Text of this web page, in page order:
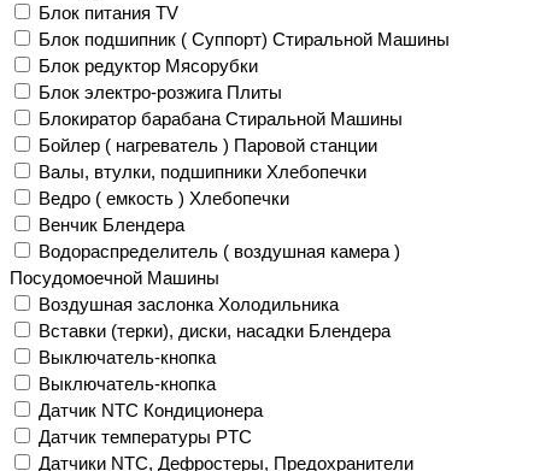
Блок питания TV
Блок подшипник ( Суппорт) Стиральной Машины
Блок редуктор Мясорубки
Блок электро-розжига Плиты
Блокиратор барабана Стиральной Машины
Бойлер ( нагреватель ) Паровой станции
Валы, втулки, подшипники Хлебопечки
Ведро ( емкость ) Хлебопечки
Венчик Блендера
Водораспределитель ( воздушная камера )
Посудомоечной Машины
Воздушная заслонка Холодильника
Вставки (терки), диски, насадки Блендера
Выключатель-кнопка
Выключатель-кнопка
Датчик NTC Кондиционера
Датчик температуры PTC
Датчики NTC, Дефростеры, Предохранители